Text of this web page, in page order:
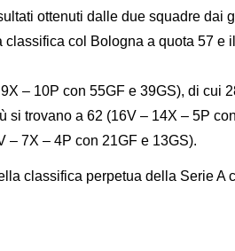
ottenuti dalle due squadre dai
classifica col Bologna a quota 57 e
– 10P con 55GF e 39GS), di cui
si trovano a 62 (16V – 14X – 5P
– 7X – 4P con 21GF e 13GS).
classifica perpetua della Serie A